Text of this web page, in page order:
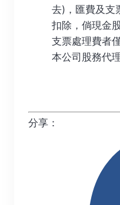
去)，匯費及支
扣除，倘現金
支票處理費者
本公司股務代
分享：